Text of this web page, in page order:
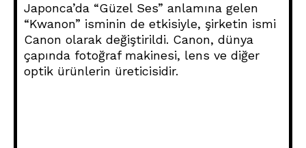
Japonca’da “Güzel Ses” anlamına gelen
“Kwanon” isminin de etkisiyle, şirketin ismi
Canon olarak değiştirildi. Canon, dünya
çapında fotoğraf makinesi, lens ve diğer
optik ürünlerin üreticisidir.